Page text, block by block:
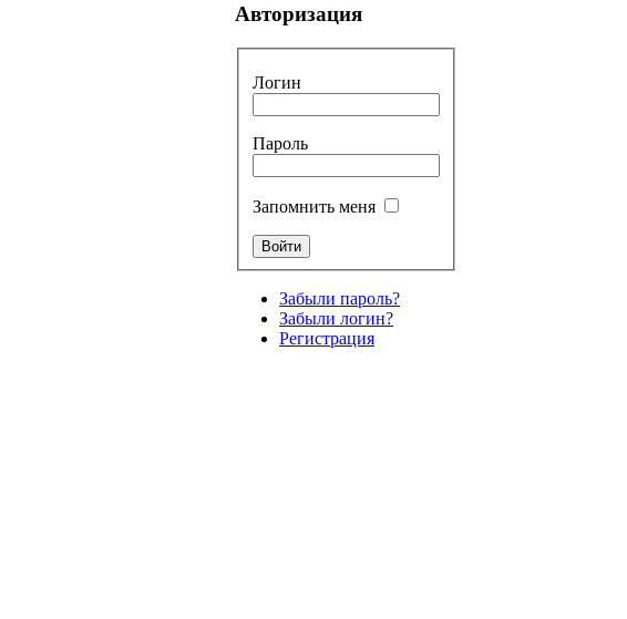
Авторизация
Логин
Пароль
Запомнить меня
Забыли пароль?
Забыли логин?
Регистрация